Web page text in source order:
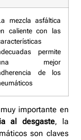
mezcla asfáltica
caliente con las
permite
mejor
de los
importante en
al desgaste, la
son claves